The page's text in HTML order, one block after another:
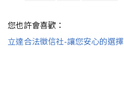
您也許會喜歡：
立達合法徵信社-讓您安心的選擇